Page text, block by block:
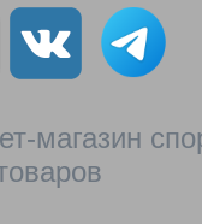
магазин